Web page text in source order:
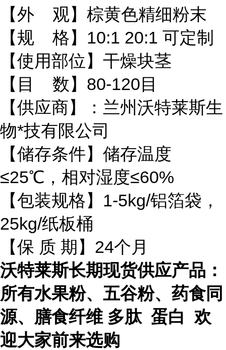
【外 观】棕黄色精细粉末
【规 格】10:1 20:1 可定制
【使用部位】干燥块茎
【目 数】80-120目
【供应商】：兰州沃特莱斯生
物*技有限公司
【储存条件】储存温度
≤25℃，相对湿度≤60%
【包装规格】1-5kg/铝箔袋，
25kg/纸板桶
【保 质 期】24个月
沃特莱斯长期现货供应产品：
所有水果粉、五谷粉、药食同
源、膳食纤维 多肽 蛋白 欢
迎大家前来选购